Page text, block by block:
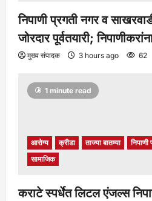
निपाणी प्रगती नगर व
जोरदार पूर्वतयारी;
मुख्य संपादक 3 hours ago 62
1 minute read
आरोग्य क्रीडा ताज्या बातम्या निपाणी
सामाजिक
कराटे स्पर्धेत लिटल एंजल्स